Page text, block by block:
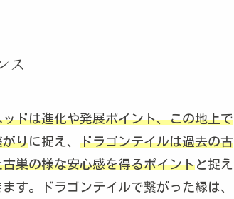
ス
ドは進化や発展ポイント、この地上で
がりに捉え、 ドラゴンテイルは過去の古
巣の様な安心感を得るポイントと捉え
す。ドラゴンテイルで繋がった縁は、